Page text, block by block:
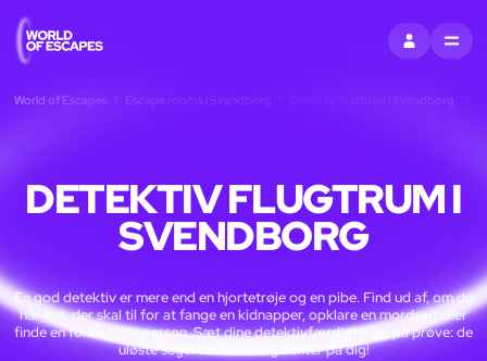
LOG INDMENU
World of Escapes Escape rooms i Svendborg Detektiv flugtrum i Svendborg
DETEKTIV FLUGTRUM I
SVENDBORG
En god detektiv er mere end en hjortetrøje og en pibe. Find ud af, om du
har det, der skal til for at fange en kidnapper, opklare en mordsag eller
finde en forsvundet person. Sæt dine detektivfærdigheder på prøve: de
uløste sager i Svendborg venter på dig!